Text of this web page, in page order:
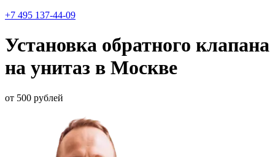
+7 495 137-44-09
Установка обратного клапана
на унитаз в Москве
от 500 рублей